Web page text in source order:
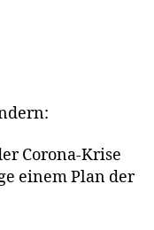
Corona-Krise
einem Plan der